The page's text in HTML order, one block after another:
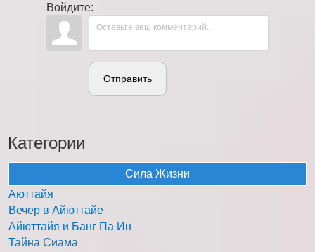
Войдите:
Отправить
Категории
Сила Жизни
Аюттайя
Вечер в Айюттайе
Айюттайя и Банг Па Ин
Тайна Сиама